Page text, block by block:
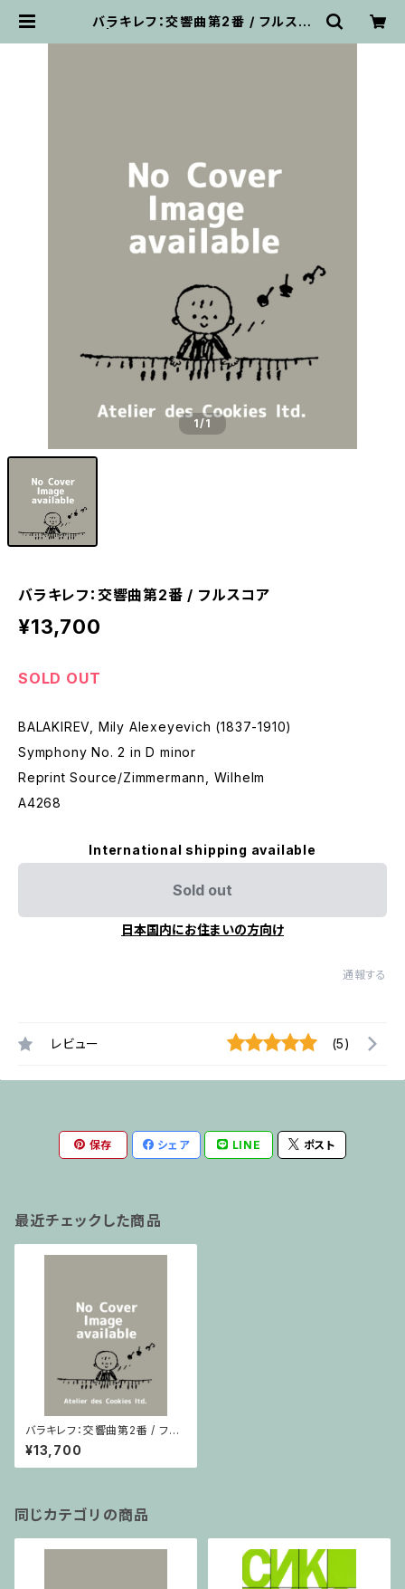
バラキレフ：交響曲第2番 / フルスコ
1/1
バラキレフ：交響曲第2番 / フルスコア
¥13,700
SOLD OUT
BALAKIREV, Mily Alexeyevich (1837-1910)
Symphony No. 2 in D minor
Reprint Source/Zimmermann, Wilhelm
A4268
International shipping available
Sold out
日本国内にお住まいの方向け
通報する
レビュー (5)
保存 シェア LINE ポスト
最近チェックした商品
バラキレフ：交響曲第2番 / フル
スコア
¥13,700
同じカテゴリの商品